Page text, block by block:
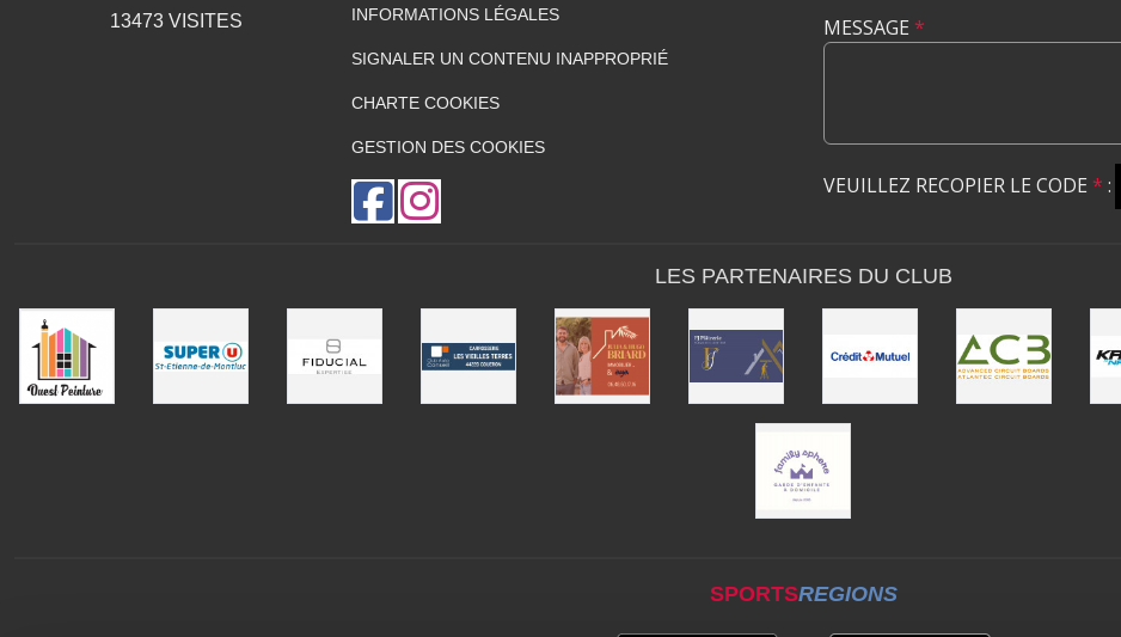
13473VISITES INFORMATIONS LÉGALES
SIGNALER UN CONTENU INAPPROPRIÉ
CHARTE COOKIES
GESTION DES COOKIES
MESSAGE *
VEUILLEZ RECOPIER LE CODE * :
LES PARTENAIRES DU CLUB
SPORTSREGIONS